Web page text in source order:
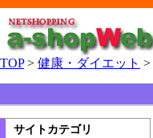
TOP> 健康・ダイエット >
サイトカテゴリ